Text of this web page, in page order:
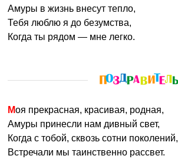
Амуры в жизнь внесут тепло,
Тебя люблю я до безумства,
Когда ты рядом — мне легко.
Моя прекрасная, красивая, родная,
Амуры принесли нам дивный свет,
Когда с тобой, сквозь сотни поколений,
Встречали мы таинственно рассвет.